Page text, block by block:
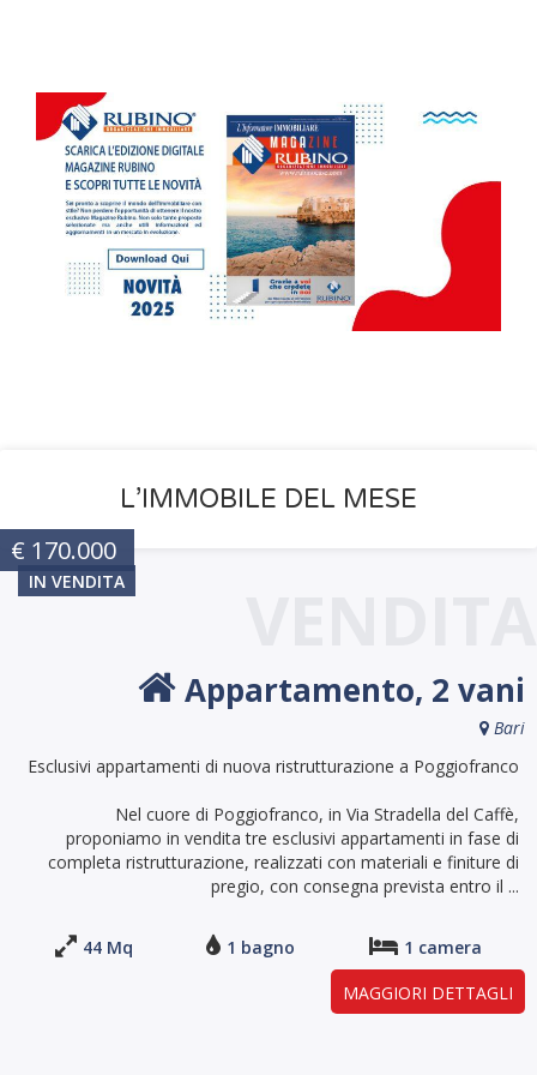
L’IMMOBILE DEL MESE
IN VENDITA
€ 170.000
Appartamento, 2 vani
Bari
Esclusivi appartamenti di nuova ristrutturazione a Poggiofranco
Nel cuore di Poggiofranco, in Via Stradella del Caffè,
proponiamo in vendita tre esclusivi appartamenti in fase di
completa ristrutturazione, realizzati con materiali e finiture di
pregio, con consegna prevista entro il ...
44 Mq 1 bagno
1 camera
MAGGIORI DETTAGLI